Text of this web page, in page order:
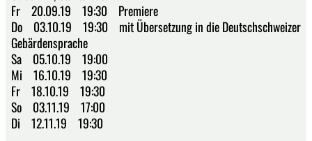
Fr 20.09.19 19:30 Premiere
Do 03.10.19 19:30 mit Übersetzung in die Deutschschweizer
Gebärdensprache
Sa 05.10.19 19:00
Mi 16.10.19 19:30
Fr 18.10.19 19:30
So 03.11.19 17:00
Di 12.11.19 19:30